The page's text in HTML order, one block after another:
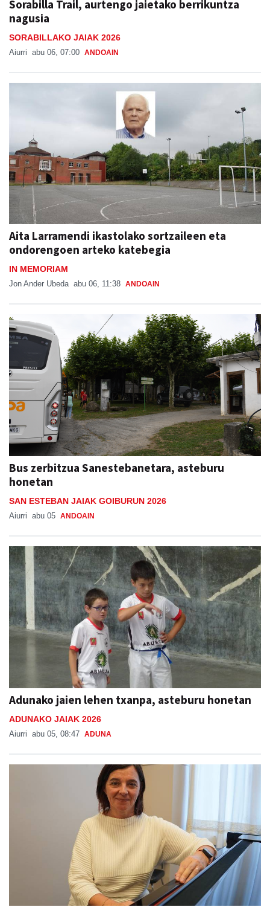
Sorabilla Trail, aurtengo jaietako berrikuntza
nagusia
SORABILLAKO JAIAK 2026
Aiurri abu 06, 07:00 ANDOAIN
Aita Larramendi ikastolako sortzaileen eta
ondorengoen arteko katebegia
IN MEMORIAM
Jon Ander Ubeda abu 06, 11:38 ANDOAIN
Bus zerbitzua Sanestebanetara, asteburu
honetan
SAN ESTEBAN JAIAK GOIBURUN 2026
Aiurri abu 05 ANDOAIN
Adunako jaien lehen txanpa, asteburu honetan
ADUNAKO JAIAK 2026
Aiurri abu 05, 08:47 ADUNA